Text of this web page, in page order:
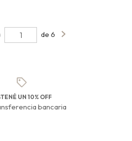
de 6
UN 10% OFF
bancaria